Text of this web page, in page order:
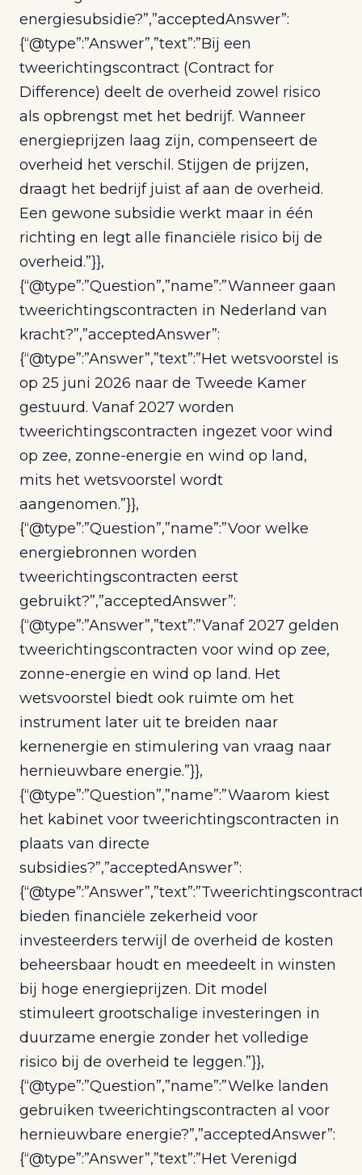
energiesubsidie?”,”acceptedAnswer”:
{“@type”:”Answer”,”text”:”Bij een
tweerichtingscontract (Contract for
Difference) deelt de overheid zowel risico
als opbrengst met het bedrijf. Wanneer
energieprijzen laag zijn, compenseert de
overheid het verschil. Stijgen de prijzen,
draagt het bedrijf juist af aan de overheid.
Een gewone subsidie werkt maar in één
richting en legt alle financiële risico bij de
overheid.”}},
{“@type”:”Question”,”name”:”Wanneer gaan
tweerichtingscontracten in Nederland van
kracht?”,”acceptedAnswer”:
{“@type”:”Answer”,”text”:”Het wetsvoorstel is
op 25 juni 2026 naar de Tweede Kamer
gestuurd. Vanaf 2027 worden
tweerichtingscontracten ingezet voor wind
op zee, zonne-energie en wind op land,
mits het wetsvoorstel wordt
aangenomen.”}},
{“@type”:”Question”,”name”:”Voor welke
energiebronnen worden
tweerichtingscontracten eerst
gebruikt?”,”acceptedAnswer”:
{“@type”:”Answer”,”text”:”Vanaf 2027 gelden
tweerichtingscontracten voor wind op zee,
zonne-energie en wind op land. Het
wetsvoorstel biedt ook ruimte om het
instrument later uit te breiden naar
kernenergie en stimulering van vraag naar
hernieuwbare energie.”}},
{“@type”:”Question”,”name”:”Waarom kiest
het kabinet voor tweerichtingscontracten in
plaats van directe
subsidies?”,”acceptedAnswer”:
bieden financiële zekerheid voor
investeerders terwijl de overheid de kosten
beheersbaar houdt en meedeelt in winsten
bij hoge energieprijzen. Dit model
stimuleert grootschalige investeringen in
duurzame energie zonder het volledige
risico bij de overheid te leggen.”}},
{“@type”:”Question”,”name”:”Welke landen
gebruiken tweerichtingscontracten al voor
hernieuwbare energie?”,”acceptedAnswer”:
{“@type”:”Answer”,”text”:”Het Verenigd